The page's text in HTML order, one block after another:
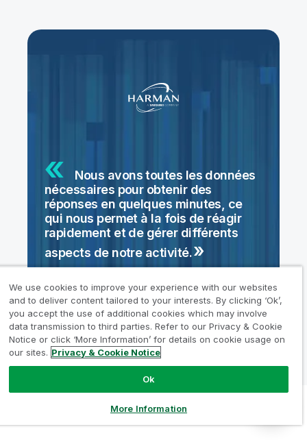
Nous avons toutes les données
nécessaires pour obtenir des
réponses en quelques minutes, ce
qui nous permet à la fois de réagir
rapidement et de gérer différents
aspects de notre activité.
President, Digital Transformation Solutions,
Chief Digital & Information Officer | HARMAN
We use cookies to improve your experience with our websites
and to deliver content tailored to your interests. By clicking ‘Ok’,
you accept the use of additional cookies which may involve
data transmission to third parties. Refer to our Privacy & Cookie
Notice or click ‘More Information’ for details on cookie usage on
our sites. Privacy & Cookie Notice
Ok
More Information